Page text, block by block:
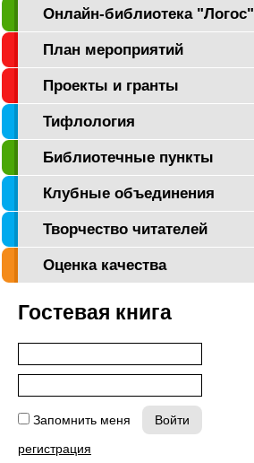
Онлайн-библиотека "Логос"
План мероприятий
Проекты и гранты
Тифлология
Библиотечные пункты
Клубные объединения
Творчество читателей
Оценка качества
Гостевая книга
Запомнить меня
регистрация